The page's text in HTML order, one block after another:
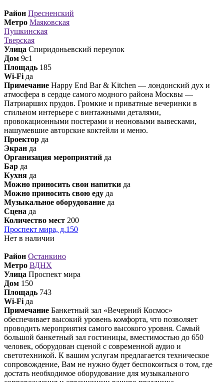
Район Пресненский
Метро Маяковская
Пушкинская
Тверская
Улица Спиридоньевский переулок
Дом 9с1
Площадь 185
Wi-Fi да
Примечание Happy End Bar & Kitchen — лондонский дух и
атмосфера в сердце самого модного района Москвы —
Патриарших прудов. Громкие и приватные вечеринки в
стильном интерьере с винтажными деталями,
провокационными постерами и неоновыми вывесками,
нашумевшие авторские коктейли и меню.
Проектор да
Экран да
Организация мероприятий да
Бар да
Кухня да
Можно приносить свои напитки да
Можно приносить свою еду да
Музыкальное оборудование да
Сцена да
Количество мест 200
Проспект мира, д.150
Нет в наличии
Район Останкино
Метро ВДНХ
Улица Проспект мира
Дом 150
Площадь 743
Wi-Fi да
Примечание Банкетный зал «Вечерний Космос»
обеспечивает высокий уровень комфорта, что позволяет
проводить мероприятия самого высокого уровня. Самый
большой банкетный зал гостиницы, вместимостью до 650
человек, оборудован сценой с современной аудио и
светотехникой. К вашим услугам предлагается техническое
сопровождение, Вам не нужно будет беспокоиться о том, где
достать необходимое оборудование для музыкального